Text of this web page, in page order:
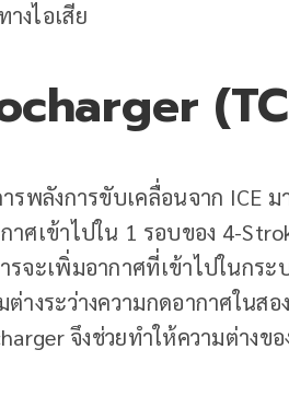
งไอเสีย
ารพลังการขับเคลื่อนจาก ICE
าศเข้าไปใน 1 รอบของ 4-
รจะเพิ่มอากาศที่เข้าไปในกร
ต่างระว่างความกดอากาศใน
จึงช่วยทำให้ความต่าง